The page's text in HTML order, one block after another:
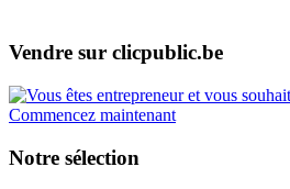
Vendre sur clicpublic.be
Commencez maintenant
Notre sélection